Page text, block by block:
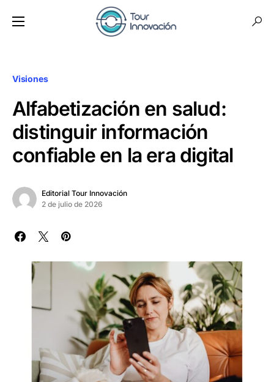
Visiones
Alfabetización en salud:
distinguir información
confiable en la era digital
Editorial Tour Innovación
2 de julio de 2026